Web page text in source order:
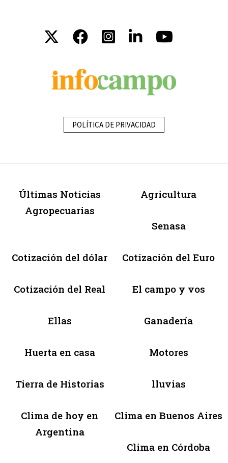
POLÍTICA DE PRIVACIDAD
Últimas Noticias
Agropecuarias
Agricultura
Senasa
Cotización del dólar Cotización del Euro
Cotización del Real El campo y vos
Ellas Ganadería
Huerta en casa Motores
Tierra de Historias lluvias
Clima de hoy en
Argentina
Clima en Buenos Aires
Clima en Córdoba